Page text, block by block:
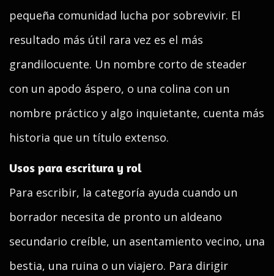
pequeña comunidad lucha por sobrevivir. El
resultado más útil rara vez es el más
grandilocuente. Un nombre corto de steader
con un apodo áspero, o una colina con un
nombre práctico y algo inquietante, cuenta más
historia que un título extenso.
Usos para escritura y rol
Para escribir, la categoría ayuda cuando un
borrador necesita de pronto un aldeano
secundario creíble, un asentamiento vecino, una
bestia, una ruina o un viajero. Para dirigir